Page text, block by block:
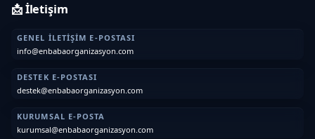
📩 İletişim
GENEL İLETIŞIM E-POSTASI
info@enbabaorganizasyon.com
DESTEK E-POSTASI
destek@enbabaorganizasyon.com
KURUMSAL E-POSTA
kurumsal@enbabaorganizasyon.com